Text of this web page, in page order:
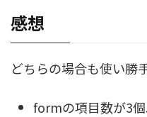
感想
どちらの場合も使い勝
formの項目数が3